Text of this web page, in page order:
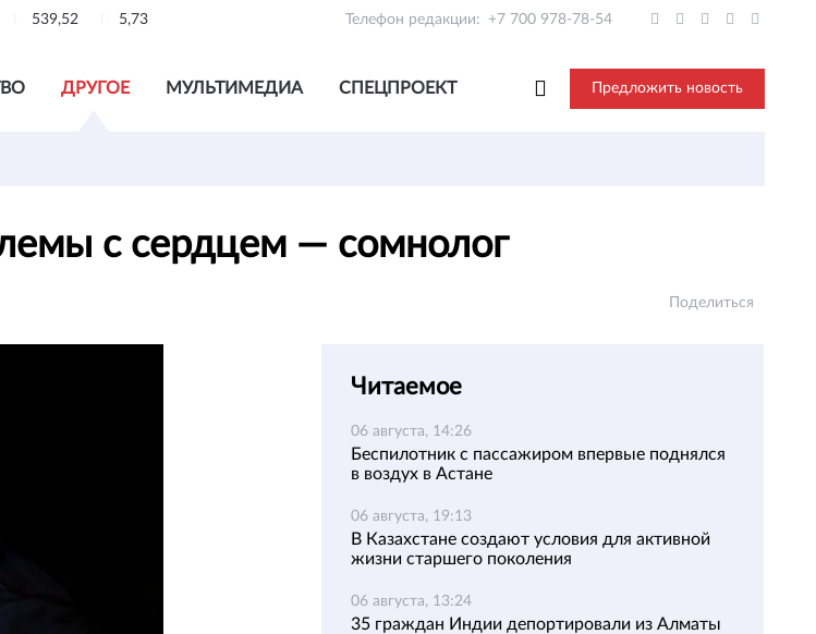
539,52 5,73 Телефон редакции: +7 700 978-78-54
ДРУГОЕ МУЛЬТИМЕДИА СПЕЦПРОЕКТ Предложить новость
с сердцем — сомнолог
Поделиться
Читаемое
06 августа, 14:26
Беспилотник с пассажиром впервые поднялся
в воздух в Астане
06 августа, 19:13
В Казахстане создают условия для активной
жизни старшего поколения
06 августа, 13:24
35 граждан Индии депортировали из Алматы